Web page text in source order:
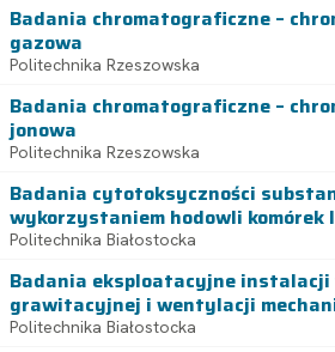
Badania chromatograficzne –
gazowa
Politechnika Rzeszowska
Badania chromatograficzne –
jonowa
Politechnika Rzeszowska
Badania cytotoksyczności
wykorzystaniem hodowli
Politechnika Białostocka
Badania eksploatacyjne
grawitacyjnej i wentylacji
Politechnika Białostocka